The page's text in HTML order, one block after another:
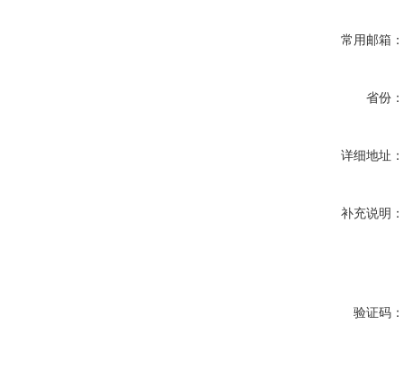
常用邮箱：
省份：
详细地址：
补充说明：
验证码：